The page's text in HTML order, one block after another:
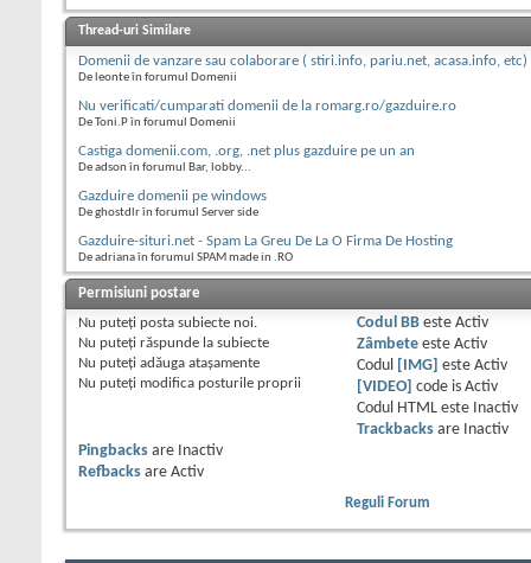
Thread-uri Similare
Domenii de vanzare sau colaborare ( stiri.info, pariu.net, acasa.info, etc)
De leonte în forumul Domenii
Nu verificati/cumparati domenii de la romarg.ro/gazduire.ro
De Toni.P în forumul Domenii
Castiga domenii.com, .org, .net plus gazduire pe un an
De adson în forumul Bar, lobby...
Gazduire domenii pe windows
De ghostdlr în forumul Server side
Gazduire-situri.net - Spam La Greu De La O Firma De Hosting
De adriana în forumul SPAM made in .RO
Permisiuni postare
Nu puteţi posta subiecte noi.
Nu puteţi răspunde la subiecte
Nu puteţi adăuga ataşamente
Nu puteţi modifica posturile proprii
Codul BBeste Activ
Zâmbeteeste Activ
Codul
[IMG] este Activ
[VIDEO]
code is Activ
Codul HTML este
Inactiv
Trackbacksare
Inactiv
Pingbacks are
Inactiv
Refbacks are Activ
Reguli Forum